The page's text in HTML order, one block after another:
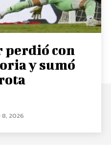
perdió con
y sumó
8, 2026